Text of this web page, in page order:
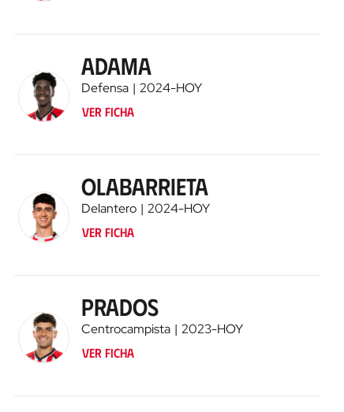
Adama
Defensa 2024-HOY
Ver ficha
Olabarrieta
Delantero 2024-HOY
Ver ficha
Prados
Centrocampista 2023-HOY
Ver ficha